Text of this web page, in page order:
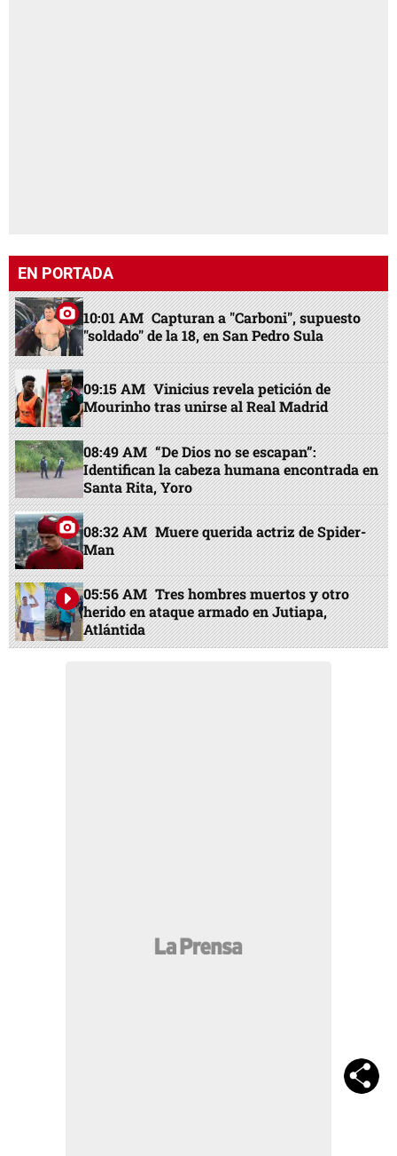
EN PORTADA
10:01 AM Capturan a "Carboni", supuesto
"soldado" de la 18, en San Pedro Sula
09:15 AM Vinicius revela petición de
Mourinho tras unirse al Real Madrid
08:49 AM “De Dios no se escapan”:
Identifican la cabeza humana encontrada en
Santa Rita, Yoro
08:32 AM Muere querida actriz de Spider-
Man
05:56 AM Tres hombres muertos y otro
herido en ataque armado en Jutiapa,
Atlántida